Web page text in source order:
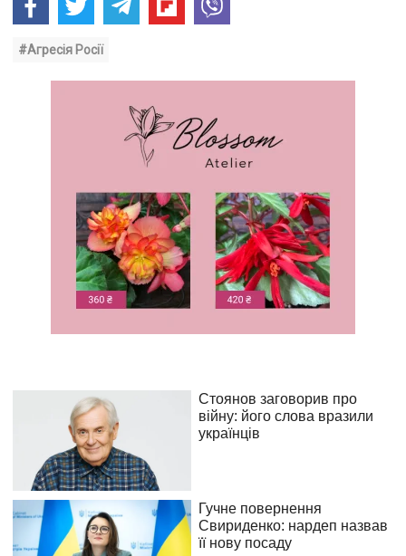
#Агресія Росії